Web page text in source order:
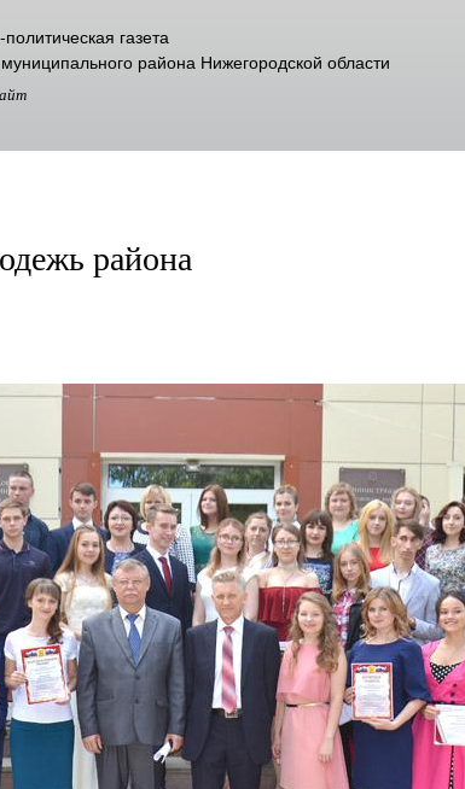
газета
района Нижегородской области
района